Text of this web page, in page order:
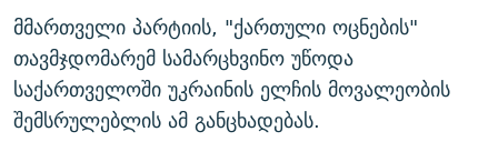
მმართველი პარტიის, "ქართული ოცნების"
თავმჯდომარემ სამარცხვინო უწოდა
საქართველოში უკრაინის ელჩის მოვალეობის
შემსრულებლის ამ განცხადებას.